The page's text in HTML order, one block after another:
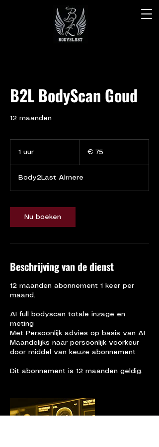
B2L BodyScan Goud
12 maanden
1 uur € 75
Body2Last Almere
Nu boeken
Beschrijving van de dienst
12 maanden abonnement 1 keer per
maand.
AI full bodyscan totale inzage en
meting
Met Persoonlijk advies op basis van AI
Maandelijks naar persoonlijk voorkeur
door middel van keuze abonnement
Dit abonnement is 12 maanden geldig.